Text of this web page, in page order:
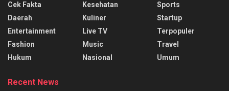
Cek Fakta
Daerah
Entertainment
Fashion
Hukum
Kesehatan
Kuliner
Live TV
Music
Nasional
Sports
Startup
Terpopuler
Travel
Umum
Recent News